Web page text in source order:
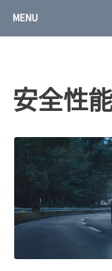
MENU
安全性